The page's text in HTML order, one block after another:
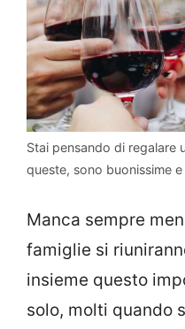
Stai pensando di regalare
queste, sono buonissime
Manca sempre
famiglie si
insieme questo
solo, molti quando